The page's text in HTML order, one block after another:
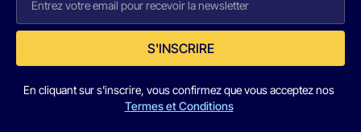
S'INSCRIRE
En cliquant sur s'inscrire, vous confirmez que vous acceptez nos
Termes et Conditions